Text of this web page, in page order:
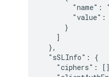
"name":
      }
    ]
  },
  "sSLInfo": {
"ciphers":